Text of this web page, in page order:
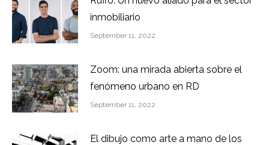
inmobiliario
September 11, 2022
Zoom: una mirada abierta sobre el
fenómeno urbano en RD
September 11, 2022
El dibujo como arte a mano de los